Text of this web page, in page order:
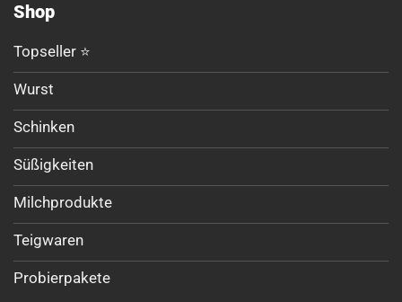
Shop
Topseller ⭐
Wurst
Schinken
Süßigkeiten
Milchprodukte
Teigwaren
Probierpakete